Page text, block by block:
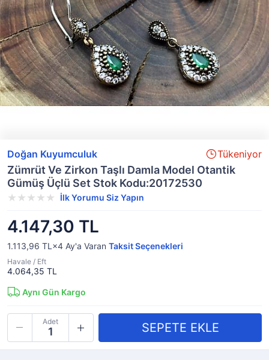
Doğan Kuyumculuk Tükeniyor
Zümrüt Ve Zirkon Taşlı Damla Model Otantik
Gümüş Üçlü Set Stok Kodu:20172530
İlk Yorumu Siz Yapın
4.147,30 TL
1.113,96 TL×4 Ay'a Varan Taksit Seçenekleri
Havale / Eft
4.064,35 TL
Aynı Gün Kargo
Adet